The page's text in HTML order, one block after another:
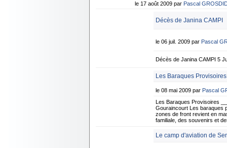
le 17 août 2009 par Pascal
Décès de Janina CAMPI
le 06 juil. 2009 par Pascal
Décès de Janina CAMPI 5
Les Baraques Provisoires
le 08 mai 2009 par Pascal
Les Baraques Provisoires
Gouraincourt Les baraques
zones de front revient en
familiale, des souvenirs et
Le camp d'aviation de